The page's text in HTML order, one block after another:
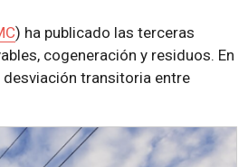
) ha publicado las terceras
cogeneración y residuos. En
transitoria entre